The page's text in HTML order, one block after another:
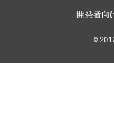
開発者向
©